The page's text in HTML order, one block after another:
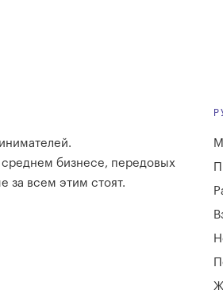
бизнесе, передовых
за всем этим стоят.